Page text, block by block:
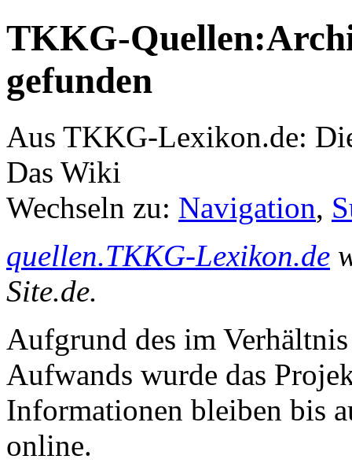
TKKG-
gefunden
Aus TKKG-Lexikon.de:
Das Wiki
Wechseln zu: Navigation,
quellen.TKKG-Lexikon.de
Site.de.
Aufgrund des im
Aufwands wurde das
Informationen bleiben bis
online.